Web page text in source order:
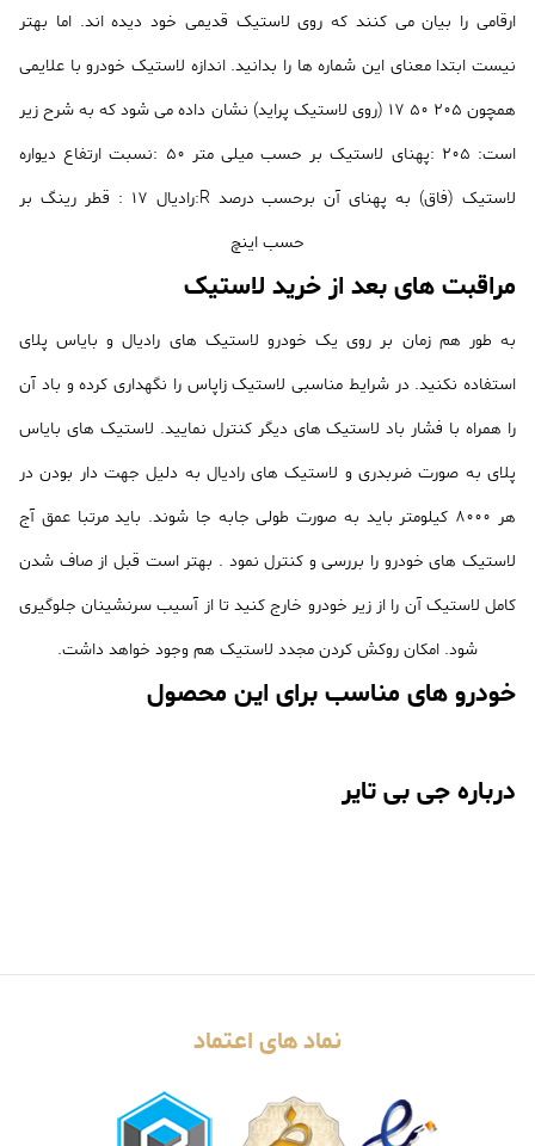
ارقامی را بیان می کنند که روی لاستیک قدیمی خود دیده اند. اما بهتر
نیست ابتدا معنای این شماره ها را بدانید. اندازه لاستیک خودرو با علایمی
همچون 205 50 17 (روی لاستیک پراید) نشان داده می شود که به شرح زیر
است: 205 :پهنای لاستیک بر حسب میلی متر 50 :نسبت ارتفاع دیواره
لاستیک (فاق) به پهنای آن برحسب درصد R:رادیال 17 : قطر رینگ بر
حسب اینچ
مراقبت های بعد از خرید لاستیک
به طور هم زمان بر روی یک خودرو لاستیک های رادیال و بایاس پلای
استفاده نکنید. در شرایط مناسبی لاستیک زاپاس را نگهداری کرده و باد آن
را همراه با فشار باد لاستیک های دیگر کنترل نمایید. لاستیک های بایاس
پلای به صورت ضربدری و لاستیک های رادیال به دلیل جهت دار بودن در
هر 8000 کیلومتر باید به صورت طولی جابه جا شوند. باید مرتبا عمق آج
لاستیک های خودرو را بررسی و کنترل نمود . بهتر است قبل از صاف شدن
کامل لاستیک آن را از زیر خودرو خارج کنید تا از آسیب سرنشینان جلوگیری
شود. امکان روکش کردن مجدد لاستیک هم وجود خواهد داشت.
خودرو های مناسب برای این محصول
درباره جی بی تایر
نماد های اعتماد